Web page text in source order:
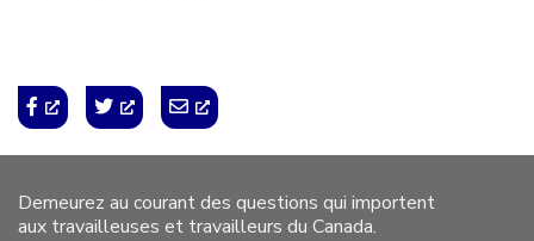
Demeurez au courant des questions qui importent
aux travailleuses et travailleurs du Canada.